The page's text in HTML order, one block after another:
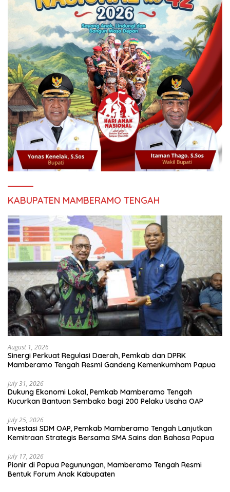
KABUPATEN MAMBERAMO TENGAH
August 1, 2026
Sinergi Perkuat Regulasi Daerah, Pemkab dan DPRK
Mamberamo Tengah Resmi Gandeng Kemenkumham Papua
July 31, 2026
Dukung Ekonomi Lokal, Pemkab Mamberamo Tengah
Kucurkan Bantuan Sembako bagi 200 Pelaku Usaha OAP
July 25, 2026
Investasi SDM OAP, Pemkab Mamberamo Tengah Lanjutkan
Kemitraan Strategis Bersama SMA Sains dan Bahasa Papua
July 17, 2026
Pionir di Papua Pegunungan, Mamberamo Tengah Resmi
Bentuk Forum Anak Kabupaten